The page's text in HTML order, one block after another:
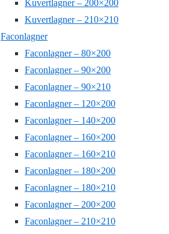
Kuvertlagner – 200×200
Kuvertlagner – 210×210
Faconlagner
Faconlagner – 80×200
Faconlagner – 90×200
Faconlagner – 90×210
Faconlagner – 120×200
Faconlagner – 140×200
Faconlagner – 160×200
Faconlagner – 160×210
Faconlagner – 180×200
Faconlagner – 180×210
Faconlagner – 200×200
Faconlagner – 210×210